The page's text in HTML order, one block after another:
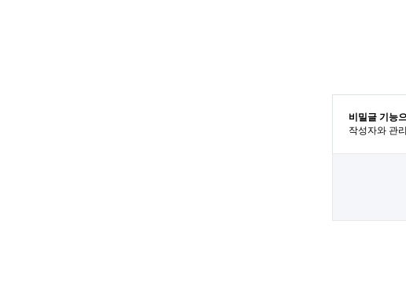
비밀글 기능
작성자와 관